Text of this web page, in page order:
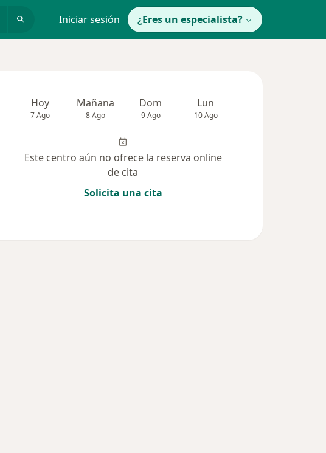
Iniciar sesión ¿Eres un especialista?
Hoy
7 Ago
Mañana
8 Ago
Dom
9 Ago
Lun
10 Ago
Este centro aún no ofrece la reserva online
de cita
Solicita una cita